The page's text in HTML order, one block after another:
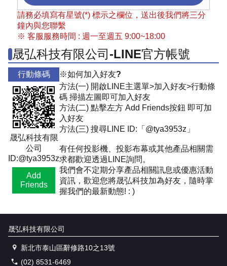
請務必填寫有星號(*) 標示之欄位，送出後我們將三分
鐘內與您聯繫
※ 客服服務時間 : 週一至週五 9:00~18:00
晟弘科技有限公司-LINE官方帳號
行動條碼
晟弘科技有限
公司
ID:@tya3953z
Add
Friends
※如何加入好友?
方法(一) 開啟LINE主選單>加入好友>行動條
碼 掃描左圖即可加入好友
方法(二) 點擊左方 Add Friends按鈕 即可加
入好友
方法(三) 搜尋LINE ID:「@tya3953z」
有任何投影機、投影布幕或其他產品相關需
求都歡迎透過LINE詢問。
我們會不定期分享產品相關訊息或優惠活動
資訊，歡迎您將晟弘科技加為好友，隨時掌
握我們的最新動態! : )
晟弘科技有限公司
新北市泰山區辭修路10之13號
(02) 8531-6469